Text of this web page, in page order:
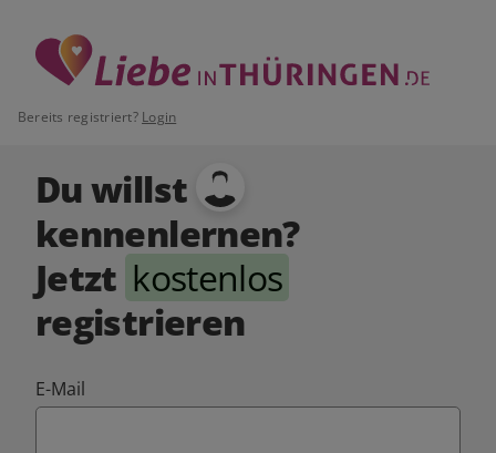
Bereits registriert? Login
Du willst
kennenlernen?
Jetzt kostenlos
registrieren
E-Mail